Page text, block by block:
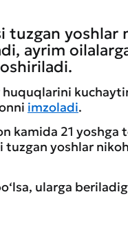
tuzgan yoshlar
ayrim
imzoladi.
kamida 21 yoshga
yoshlar
ularga